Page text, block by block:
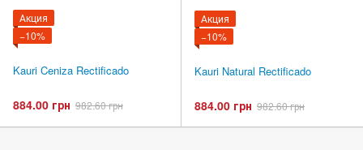
Акция
−10%
Kauri Ceniza Rectificado
884.00 грн 982.60 грн
Акция
−10%
Kauri Natural Rectificado
884.00 грн 982.60 грн